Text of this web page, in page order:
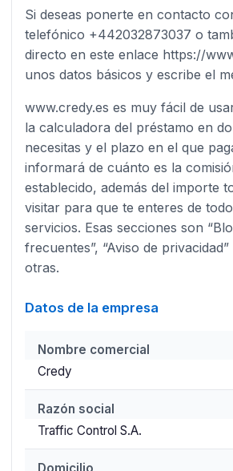
Si deseas ponerte en contacto
telefónico +442032873037 o
directo en este enlace https://
unos datos básicos y escribe el
www.credy.es es muy fácil de
la calculadora del préstamo en
necesitas y el plazo en el que
informará de cuánto es la
establecido, además del importe
visitar para que te enteres de
servicios. Esas secciones son
frecuentes”, “Aviso de
otras.
Datos de la empresa
Nombre comercial
Credy
Razón social
Traffic Control S.A.